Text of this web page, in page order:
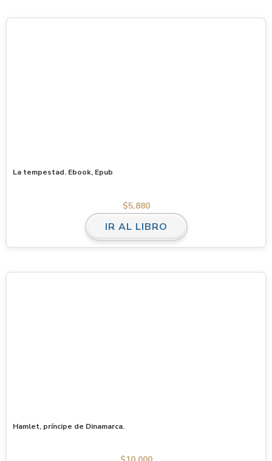
La tempestad. Ebook, Epub
$5,880
IR AL LIBRO
Hamlet, príncipe de Dinamarca.